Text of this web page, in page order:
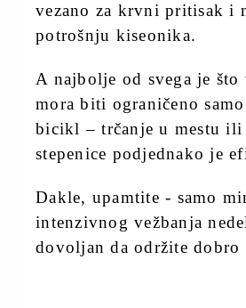
vezano za krvni pritisak i
potrošnju kiseonika.
A najbolje od svega je što
mora biti ograničeno
bicikl – trčanje u mestu ili
stepenice podjednako je
Dakle, upamtite - samo
intenzivnog vežbanja
dovoljan da održite dobro